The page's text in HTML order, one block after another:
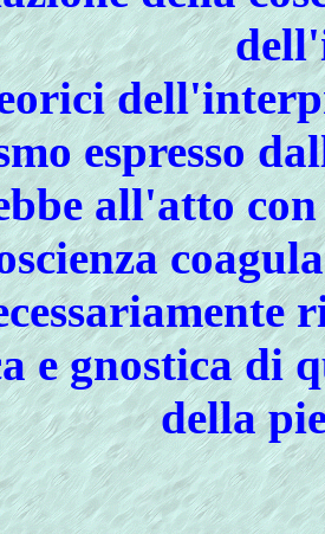
espresso
all'atto
e gnostica di
della